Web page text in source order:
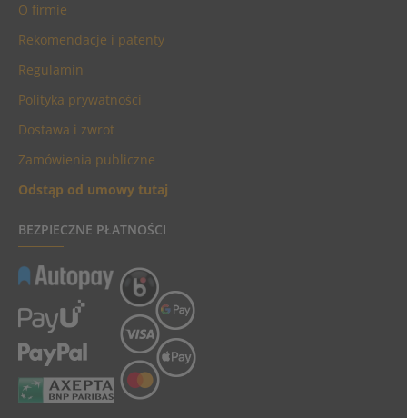
O firmie
Rekomendacje i patenty
Regulamin
Polityka prywatności
Dostawa i zwrot
Zamówienia publiczne
Odstąp od umowy tutaj
BEZPIECZNE PŁATNOŚCI